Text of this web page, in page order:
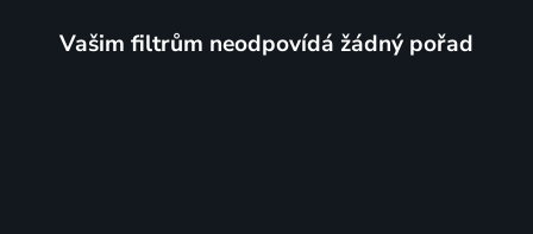
Vašim filtrům neodpovídá žádný pořad